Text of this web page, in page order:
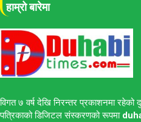
हाम्रो बारेमा
विगत ७ वर्ष देखि निरन्तर प्रकाशनमा रहेको
पत्रिकाको डिजिटल संस्करणको रूपमा